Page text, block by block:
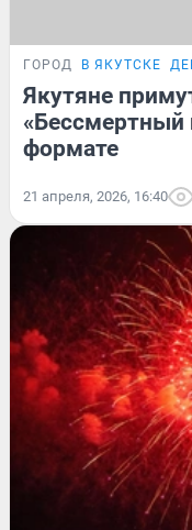
ГОРОД В ЯКУТСКЕ
Якутяне
«Бессмертный
формате
21 апреля, 2026, 16:40